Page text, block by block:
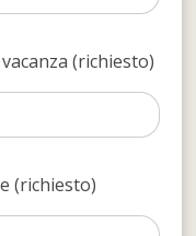
(richiesto)
(richiesto)